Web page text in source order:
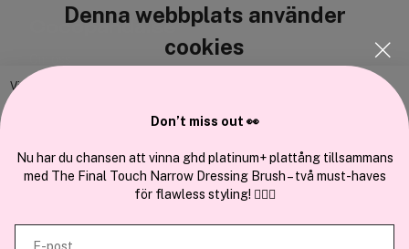
Denna webbplats använder
cookies
Vi använder enhetsidentifierare för att anpassa innehållet och
och annan information från din enhet till de sociala medier och annons-
och analysföretag som vi samarbetar med. Dessa kan i sin tur
kombinera informationen med annan information som du har
tillhandahållit eller som de har samlat in när du har använt deras
tjänster.
Cocopanda.se
En del avBrandsdal Group AS
Don’t miss out 👀
Nu har du chansen att vinna ghd platinum+ plattång tillsammans
med The Final Touch Narrow Dressing Brush – två must-haves
för flawless styling! 💇‍♀️✨
E-post